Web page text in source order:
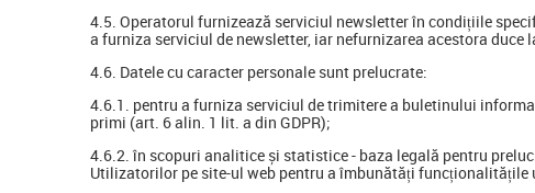
4.5. Operatorul furnizează serviciul newsletter în condițiile
a furniza serviciul de newsletter, iar nefurnizarea acestora duce
4.6. Datele cu caracter personale sunt prelucrate:
4.6.1. pentru a furniza serviciul de trimitere a buletinului
primi (art. 6 alin. 1 lit. a din GDPR);
4.6.2. în scopuri analitice și statistice - baza legală pentru
Utilizatorilor pe site-ul web pentru a îmbunătăți funcționalitățile